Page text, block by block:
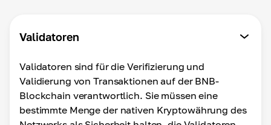
Validatoren
Validatoren sind für die Verifizierung und
Validierung von Transaktionen auf der BNB-
Blockchain verantwortlich. Sie müssen eine
bestimmte Menge der nativen Kryptowährung des